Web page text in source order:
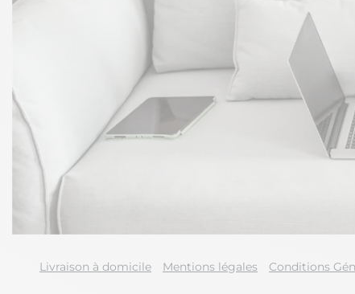
Livraison à domicile Mentions légales Conditions